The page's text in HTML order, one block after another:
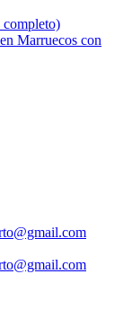
completo)
Marruecos con